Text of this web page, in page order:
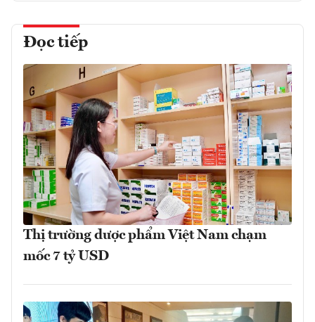
Đọc tiếp
Thị trường dược phẩm Việt Nam chạm
mốc 7 tỷ USD